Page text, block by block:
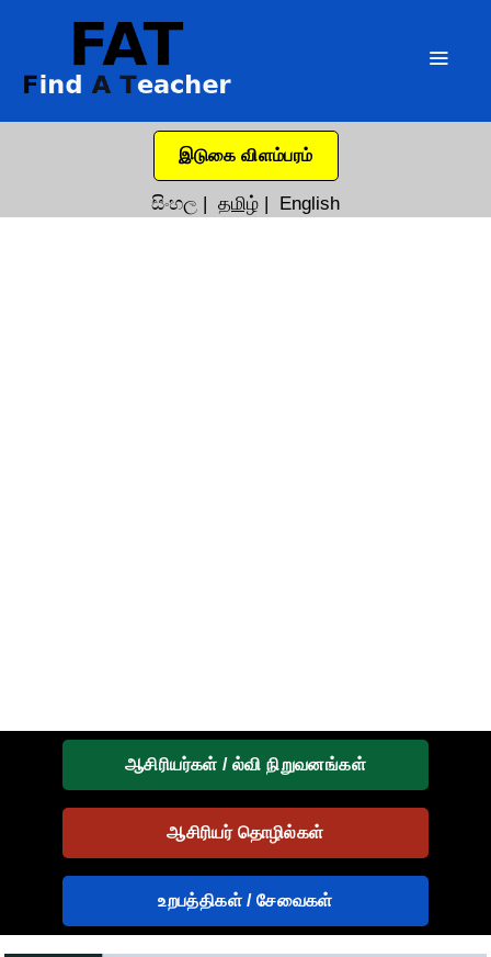
இடுகை விளம்பரம்
සිංහල | தமிழ் | English
ஆசிரியர்கள் / ல்வி நிறுவனங்கள்
ஆசிரியர் தொழில்கள்
உறபத்திகள் / சேவைகள்